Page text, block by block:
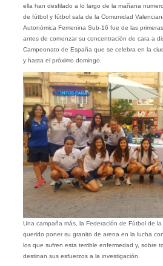
ella han desfilado a lo largo de la mañana
de fútbol y fútbol sala de la Comunidad
Autonómica Femenina Sub-16 fue de las
antes de comenzar su concentración de cara a
Campeonato de España que se celebra en la
y hasta el próximo domingo.
Una campaña más, la Federación de Fútbol de
querido poner su granito de arena en la lucha
los que sufren esta terrible enfermedad y, sobre
destinan sus esfuerzos a la investigación.